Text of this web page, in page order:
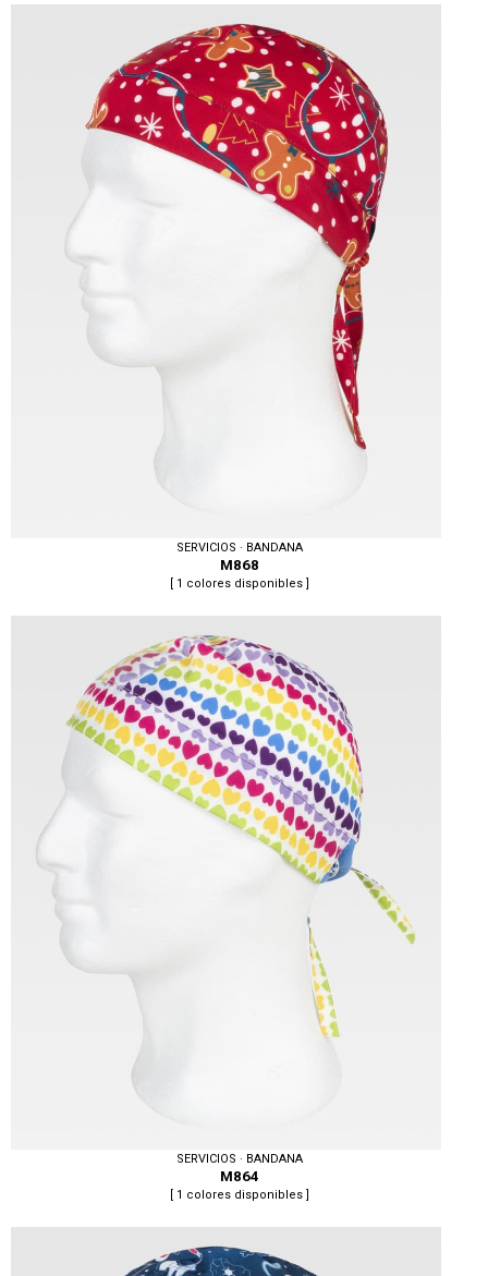
SERVICIOS · BANDANA
M868
[ 1 colores disponibles ]
SERVICIOS · BANDANA
M864
[ 1 colores disponibles ]